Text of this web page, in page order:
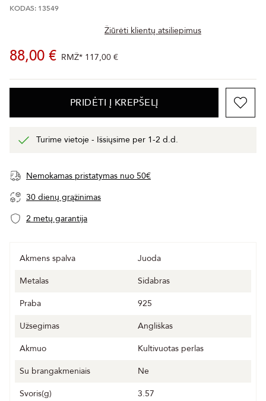
KODAS: 13549
Žiūrėti klientų atsiliepimus
88,00 € RMŽ* 117,00 €
PRIDĖTI Į KREPŠELĮ
Turime vietoje - Išsiųsime per 1-2 d.d.
Nemokamas pristatymas nuo 50€
30 dienų grąžinimas
2 metų garantija
Akmens spalva
Juoda
Metalas
Sidabras
Praba
925
Užsegimas
Angliškas
Akmuo
Kultivuotas perlas
Su brangakmeniais
Ne
Svoris(g)
3.57